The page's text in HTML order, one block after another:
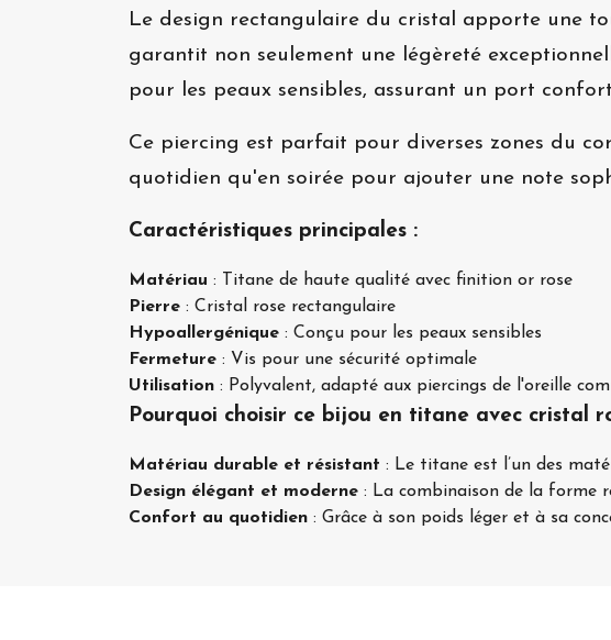
Le design rectangulaire du cristal apporte une
garantit non seulement une légèreté
pour les peaux sensibles, assurant un port
Ce piercing est parfait pour diverses zones du
quotidien qu'en soirée pour ajouter une note
Caractéristiques principales :
Matériau : Titane de haute qualité avec finition or rose
Pierre : Cristal rose rectangulaire
Hypoallergénique : Conçu pour les peaux sensibles
Fermeture : Vis pour une sécurité optimale
Utilisation : Polyvalent, adapté aux piercings de l'oreille
Pourquoi choisir ce bijou en titane avec cristal
Matériau durable et résistant : Le titane est l’un des
Design élégant et moderne : La combinaison de la forme
Confort au quotidien : Grâce à son poids léger et à sa